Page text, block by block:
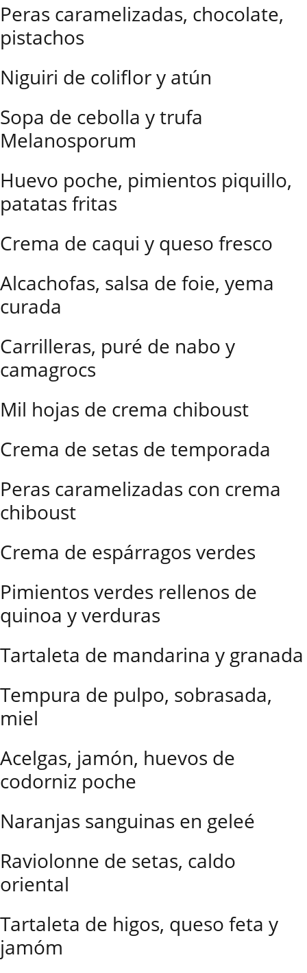
Peras caramelizadas, chocolate,
pistachos
Niguiri de coliflor y atún
Sopa de cebolla y trufa
Melanosporum
Huevo poche, pimientos piquillo,
patatas fritas
Crema de caqui y queso fresco
Alcachofas, salsa de foie, yema
curada
Carrilleras, puré de nabo y
camagrocs
Mil hojas de crema chiboust
Crema de setas de temporada
Peras caramelizadas con crema
chiboust
Crema de espárragos verdes
Pimientos verdes rellenos de
quinoa y verduras
Tartaleta de mandarina y granada
Tempura de pulpo, sobrasada,
miel
Acelgas, jamón, huevos de
codorniz poche
Naranjas sanguinas en geleé
Raviolonne de setas, caldo
oriental
Tartaleta de higos, queso feta y
jamóm